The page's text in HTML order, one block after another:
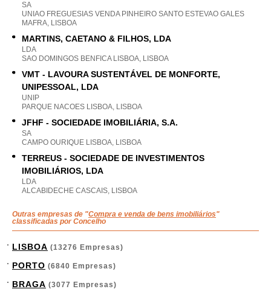
SA
UNIAO FREGUESIAS VENDA PINHEIRO SANTO ESTEVAO GALES
MAFRA, LISBOA
MARTINS, CAETANO & FILHOS, LDA
LDA
SAO DOMINGOS BENFICA LISBOA, LISBOA
VMT - LAVOURA SUSTENTÁVEL DE MONFORTE,
UNIPESSOAL, LDA
UNIP
PARQUE NACOES LISBOA, LISBOA
JFHF - SOCIEDADE IMOBILIÁRIA, S.A.
SA
CAMPO OURIQUE LISBOA, LISBOA
TERREUS - SOCIEDADE DE INVESTIMENTOS
IMOBILIÁRIOS, LDA
LDA
ALCABIDECHE CASCAIS, LISBOA
Outras empresas de "Compra e venda de bens imobiliários"
classificadas por Concelho
LISBOA (13276 Empresas)
PORTO (6840 Empresas)
BRAGA (3077 Empresas)